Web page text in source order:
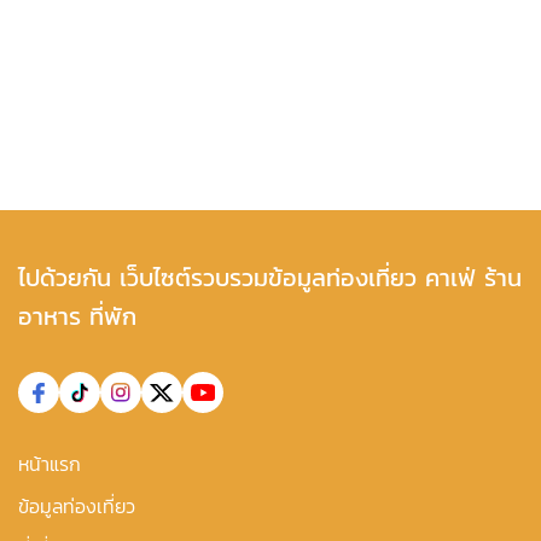
ไปด้วยกัน เว็บไซต์รวบรวมข้อมูลท่องเที่ยว คาเฟ่ ร้าน
อาหาร ที่พัก
หน้าแรก
ข้อมูลท่องเที่ยว